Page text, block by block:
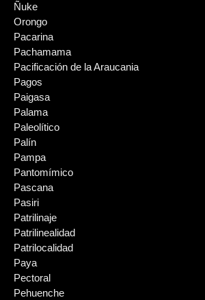
Ñuke
Orongo
Pacarina
Pachamama
Pacificación de la Araucania
Pagos
Paigasa
Palama
Paleolítico
Palín
Pampa
Pantomímico
Pascana
Pasiri
Patrilinaje
Patrilinealidad
Patrilocalidad
Paya
Pectoral
Pehuenche